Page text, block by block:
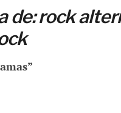
de: rock